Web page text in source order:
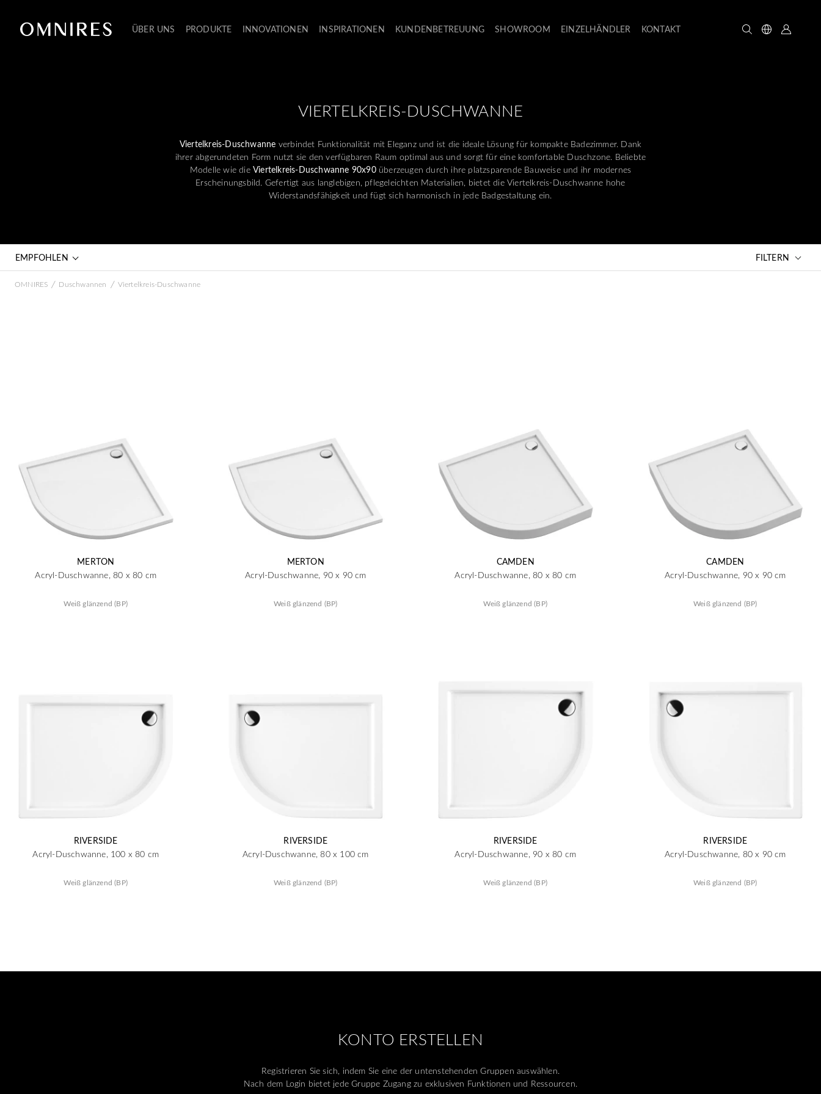
ÜBER UNS PRODUKTE INNOVATIONEN INSPIRATIONEN KUNDENBETREUUNG SHOWROOM EINZELHÄNDLER KONTAKT
VIERTELKREIS-DUSCHWANNE
Viertelkreis-Duschwanne verbindet Funktionalität mit Eleganz und ist die ideale Lösung für kompakte Badezimmer. Dank
ihrer abgerundeten Form nutzt sie den verfügbaren Raum optimal aus und sorgt für eine komfortable Duschzone. Beliebte
Modelle wie die Viertelkreis-Duschwanne 90x90überzeugen durch ihre platzsparende Bauweise und ihr modernes
Erscheinungsbild. Gefertigt aus langlebigen, pflegeleichten Materialien, bietet die Viertelkreis-Duschwanne hohe
Widerstandsfähigkeit und fügt sich harmonisch in jede Badgestaltung ein.
EMPFOHLEN FILTERN
OMNIRES / Duschwannen / Viertelkreis-Duschwanne
MERTON
Acryl-Duschwanne, 80 x 80 cm
Weiß glänzend (BP)
MERTON
Acryl-Duschwanne, 90 x 90 cm
Weiß glänzend (BP)
CAMDEN
Acryl-Duschwanne, 80 x 80 cm
Weiß glänzend (BP)
CAMDEN
Acryl-Duschwanne, 90 x 90 cm
Weiß glänzend (BP)
RIVERSIDE
Acryl-Duschwanne, 100 x 80 cm
Weiß glänzend (BP)
RIVERSIDE
Acryl-Duschwanne, 80 x 100 cm
Weiß glänzend (BP)
RIVERSIDE
Acryl-Duschwanne, 90 x 80 cm
Weiß glänzend (BP)
RIVERSIDE
Acryl-Duschwanne, 80 x 90 cm
Weiß glänzend (BP)
KONTO ERSTELLEN
Registrieren Sie sich, indem Sie eine der untenstehenden Gruppen auswählen.
Nach dem Login bietet jede Gruppe Zugang zu exklusiven Funktionen und Ressourcen.